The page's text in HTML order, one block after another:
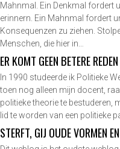
Mahnmal. Ein Denkmal fordert
erinnern. Ein Mahnmal fordert
Konsequenzen zu ziehen.
Menschen, die hier in…
ER KOMT GEEN BETERE
In 1990 studeerde ik Politieke
toen nog alleen mijn docent,
politieke theorie te bestuderen,
lid te worden van een politieke
STERFT, GIJ OUDE VORMEN